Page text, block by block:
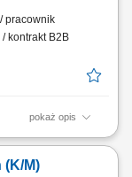
pracownik
kontrakt B2B
pokaż opis
usuwanie
(K/M)